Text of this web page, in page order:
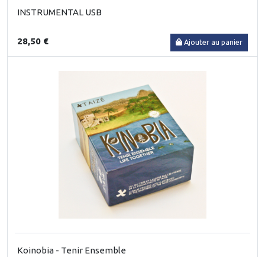
INSTRUMENTAL USB
28,50 € Ajouter au panier
Koinobia - Tenir Ensemble